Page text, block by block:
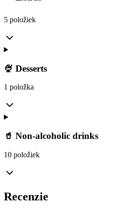
5 položiek
🍨 Desserts
1 položka
🥤 Non-alcoholic drinks
10 položiek
Recenzie